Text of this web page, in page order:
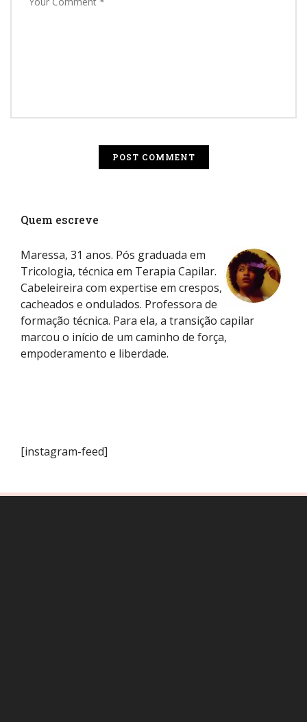
Quem escreve
Maressa, 31 anos. Pós graduada em
Tricologia, técnica em Terapia Capilar.
Cabeleireira com expertise em crespos,
cacheados e ondulados. Professora de
formação técnica. Para ela, a transição capilar
marcou o início de um caminho de força,
empoderamento e liberdade.
[instagram-feed]